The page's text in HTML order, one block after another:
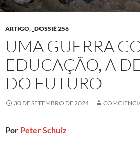
ARTIGO, _DOSSIÊ 256
UMA GUERRA
EDUCAÇÃO, A
DO FUTURO
30 DE SETEMBRO DE 2024
Por Peter Schulz